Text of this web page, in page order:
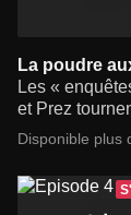
La poudre
Les «
et Prez
Disponible plus